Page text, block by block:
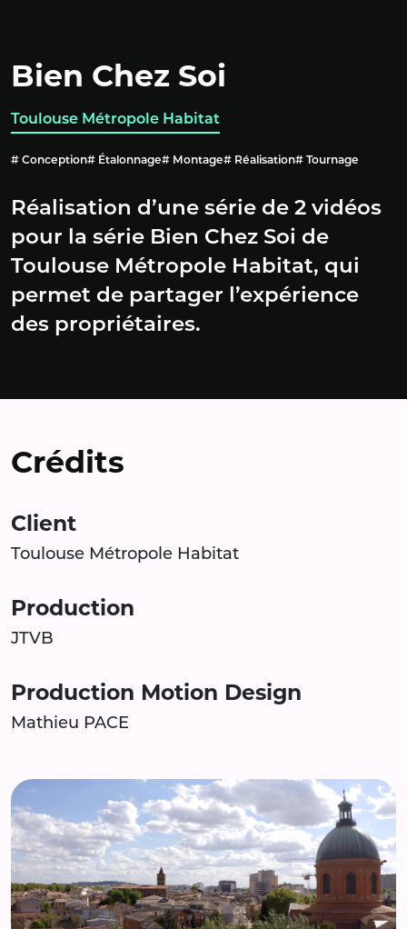
Bien Chez Soi
Toulouse Métropole Habitat
Conception Étalonnage Montage Réalisation Tournage
Réalisation d’une série de 2 vidéos
pour la série Bien Chez Soi de
Toulouse Métropole Habitat, qui
permet de partager l’expérience
des propriétaires.
Crédits
Client
Toulouse Métropole Habitat
Production
JTVB
Production Motion Design
Mathieu PACE